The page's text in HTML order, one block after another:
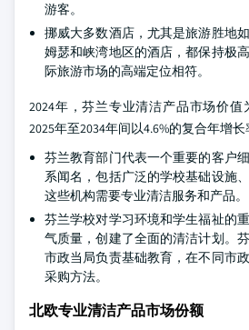
游客。
挪威大多数酒店，尤其是旅游胜地
姆瑟和峡湾地区的酒店，都保持极
际旅游市场的高端定位相符。
2024年，芬兰专业清洁产品市场价值
2025年至2034年间以4.6%的复合年增长
芬兰教育部门代表一个重要的客户
系闻名，包括广泛的学校基础设施
这些机构需要专业清洁服务和产品。
芬兰学校对学习环境和学生福祉的
气质量，创建了全面的清洁计划。
市政当局负责基础教育，在不同市
采购方法。
北欧专业清洁产品市场份额